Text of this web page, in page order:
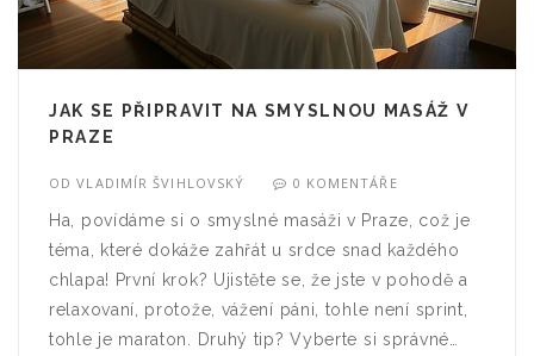
JAK SE PŘIPRAVIT NA SMYSLNOU MASÁŽ V
PRAZE
ODVLADIMÍR ŠVIHLOVSKÝ 0 KOMENTÁŘE
Ha, povídáme si o smyslné masáži v Praze, což je
téma, které dokáže zahřát u srdce snad každého
chlapa! První krok? Ujistěte se, že jste v pohodě a
relaxovaní, protože, vážení páni, tohle není sprint,
tohle je maraton. Druhý tip? Vyberte si správné